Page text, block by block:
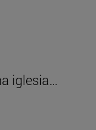
iglesia…